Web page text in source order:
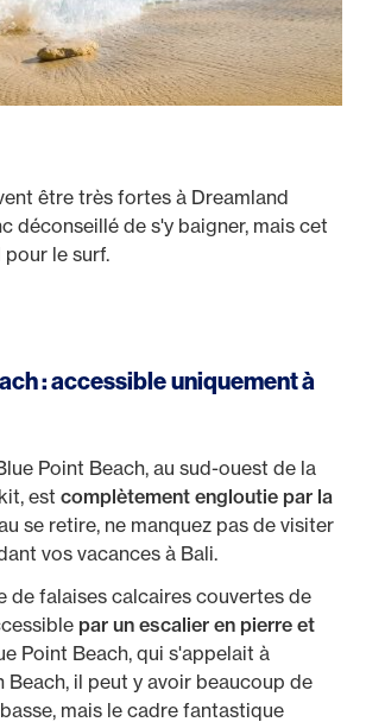
être très fortes à Dreamland
déconseillé de s'y baigner, mais cet
le surf.
: accessible uniquement à
Point Beach, au sud-ouest de la
est complètement engloutie par la
se retire, ne manquez pas de visiter
vos vacances à Bali.
de falaises calcaires couvertes de
par un escalier en pierre et
Point Beach, qui s'appelait à
Beach, il peut y avoir beaucoup de
mais le cadre fantastique